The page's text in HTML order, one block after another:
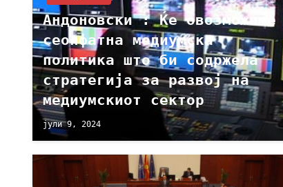
Андоновски : Ќе овозможиме
сеопфатна медиумска
политика што би содржела
стратегија за развој на
медиумскиот сектор
јули 9, 2024